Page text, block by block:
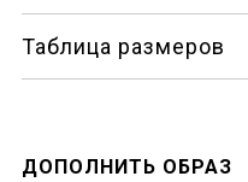
Таблица размеров
ДОПОЛНИТЬ ОБРАЗ